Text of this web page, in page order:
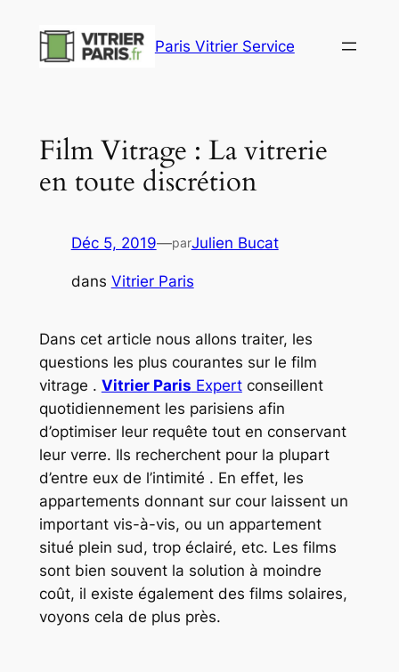
contenu
Paris Vitrier Service
Film Vitrage : La vitrerie
en toute discrétion
Déc 5, 2019—parJulien Bucat
dans Vitrier Paris
Dans cet article nous allons traiter, les
questions les plus courantes sur le film
vitrage . Vitrier Paris Expertconseillent
quotidiennement les parisiens afin
d’optimiser leur requête tout en conservant
leur verre. Ils recherchent pour la plupart
d’entre eux de l’intimité . En effet, les
appartements donnant sur cour laissent un
important vis-à-vis, ou un appartement
situé plein sud, trop éclairé, etc. Les films
sont bien souvent la solution à moindre
coût, il existe également des films solaires,
voyons cela de plus près.